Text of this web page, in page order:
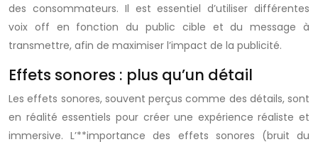
des consommateurs. Il est essentiel d’utiliser différentes
voix off en fonction du public cible et du message à
transmettre, afin de maximiser l’impact de la publicité.
Effets sonores : plus qu’un détail
Les effets sonores, souvent perçus comme des détails, sont
en réalité essentiels pour créer une expérience réaliste et
immersive. L’**importance des effets sonores (bruit du